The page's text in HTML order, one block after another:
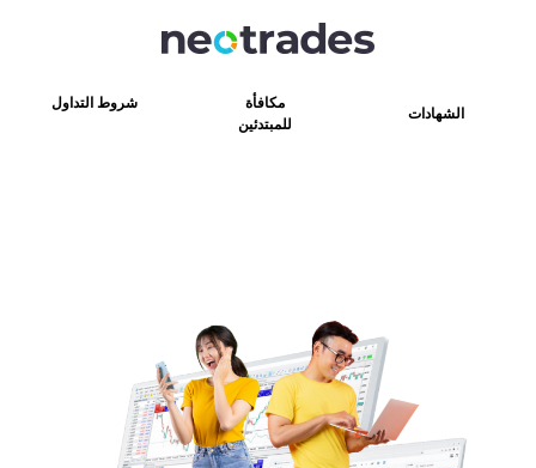
شروط التداول
مكافأة
للمبتدئين
الشهادات